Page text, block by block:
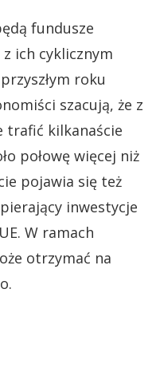
fundusze
ich cyklicznym
roku
szacują, że z
trafić kilkanaście
połowę więcej niż
pojawia się też
inwestycje
W ramach
otrzymać na